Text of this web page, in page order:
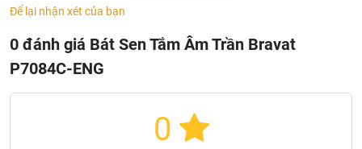
- Mã sản phẩm:P7084C-ENG
- Bát sen tắm gắn trần ABS
- Kích thước: Φ245mm
Để lại nhận xét của bạn
0 đánh giá Bát Sen Tắm Âm Trần Bravat
P7084C-ENG
0